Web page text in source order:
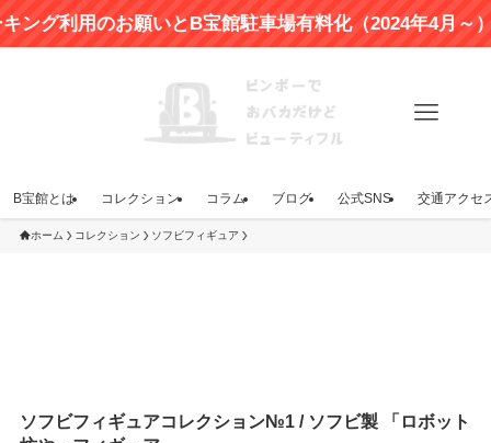
利用のお願いとB宝館駐車場有料化（2024年4月～）のお
B宝館とは コレクション コラム ブログ 公式SNS 交通アクセ
ホーム コレクション ソフビフィギュア
ソフビフィギュアコレクション№1 / ソフビ製 「ロボット